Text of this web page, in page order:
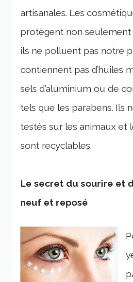
artisanales. Les
protègent non seulement
ils ne polluent pas notre
contiennent pas d’huiles
sels d’aluminium ou de
tels que les parabens. Ils
testés sur les animaux et
sont recyclables.
Le secret du sourire et
neuf et reposé